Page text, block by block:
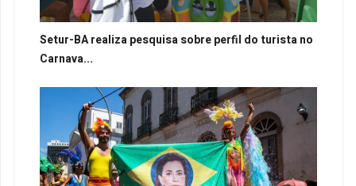
Setur-BA realiza pesquisa sobre perfil do turista no
Carnava...